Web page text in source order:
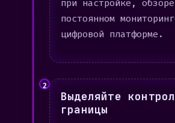
при настройке,
постоянном
цифровой платформе.
2
Выделяйте
границы